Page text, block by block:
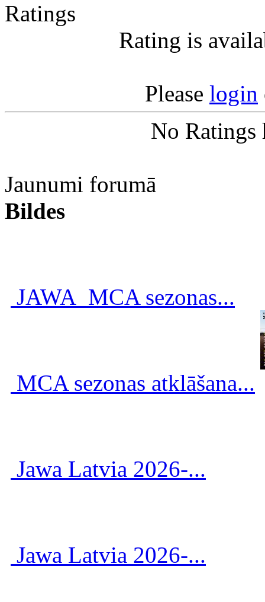
Ratings
Rating is
Please login
No Ratings
Jaunumi forumā
Bildes
JAWA_MCA sezonas...
MCA sezonas atklāšana...
Jawa Latvia 2026-...
Jawa Latvia 2026-...